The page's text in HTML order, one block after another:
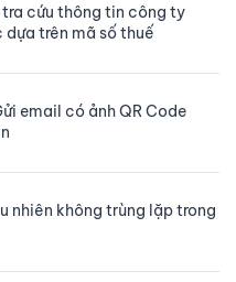
cứu thông tin công ty
trên mã số thuế
email có ảnh QR Code
nhiên không trùng lặp trong